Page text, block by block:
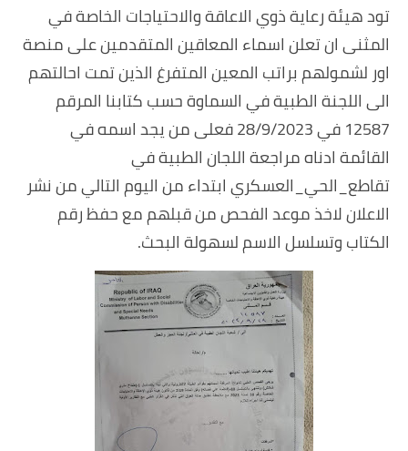
تود هيئة رعاية ذوي الاعاقة والاحتياجات الخاصة في
المثنى ان تعلن اسماء المعاقين المتقدمين على منصة
اور لشمولهم براتب المعين المتفرغ الذين تمت احالتهم
الى اللجنة الطبية في السماوة حسب كتابنا المرقم
12587 في 28/9/2023 فعلى من يجد اسمه في
القائمة ادناه مراجعة اللجان الطبية في
تقاطع_الحي_العسكري ابتداء من اليوم التالي من نشر
الاعلان لاخذ موعد الفحص من قبلهم مع حفظ رقم
الكتاب وتسلسل الاسم لسهولة البحث.